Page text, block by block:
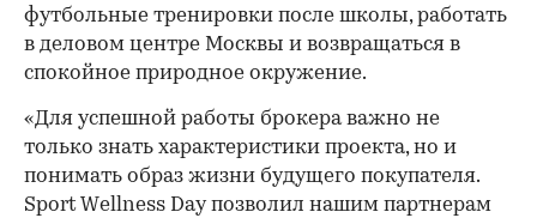
футбольные тренировки после школы, работать
в деловом центре Москвы и возвращаться в
спокойное природное окружение.
«Для успешной работы брокера важно не
только знать характеристики проекта, но и
понимать образ жизни будущего покупателя.
Sport Wellness Day позволил нашим партнерам